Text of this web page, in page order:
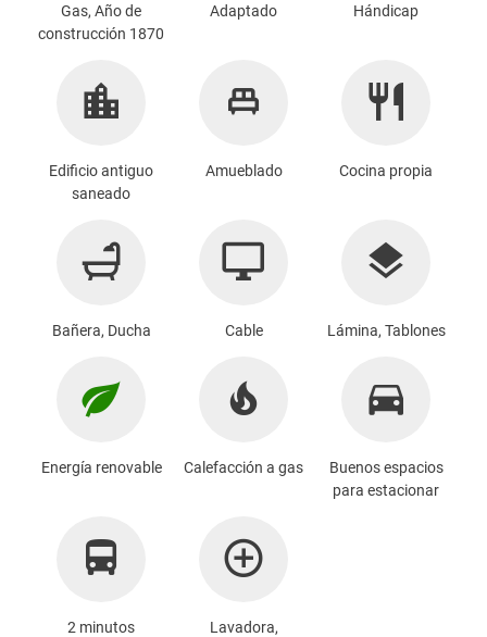
Gas, Año de
construcción 1870
Adaptado Hándicap
Edificio antiguo
saneado
Amueblado Cocina propia
Bañera, Ducha Cable Lámina, Tablones
Energía renovable Calefacción a gas
Buenos espacios
para estacionar
2 minutos
Lavadora,